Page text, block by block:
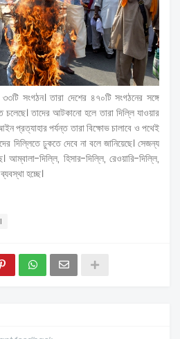
সংগঠন। তারা দেশের ৪৭০টি সংগঠনের সঙ্গে
চলেছে। তাদের আটকানো হলে তারা দিল্লি যাওয়ার
প্রত্যাহার পর্যন্ত তারা বিক্ষোভ চালাবে ও পথেই
দিল্লিতে ঢুকতে দেবে না বলে জানিয়েছে। সেজন্য
আম্বালা-দিল্লি, হিসার-দিল্লি, রেওয়ারি-দিল্লি,
হচ্ছে।